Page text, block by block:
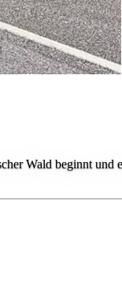
Wald beginnt